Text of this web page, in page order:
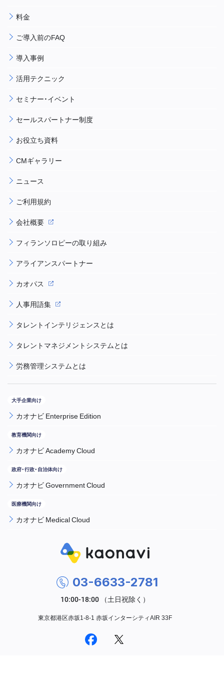
料金
ご導入前のFAQ
導入事例
活用テクニック
セミナー・イベント
セールスパートナー制度
お役立ち資料
CMギャラリー
ニュース
ご利用規約
会社概要
フィランソロピーの取り組み
アライアンスパートナー
カオパス
人事用語集
タレントインテリジェンスとは
タレントマネジメントシステムとは
労務管理システムとは
カオナビ Enterprise Edition
カオナビ Academy Cloud
カオナビ Government Cloud
カオナビ Medical Cloud
03-6633-2781
東京都港区赤坂1-8-1 赤坂インターシティAIR 33F